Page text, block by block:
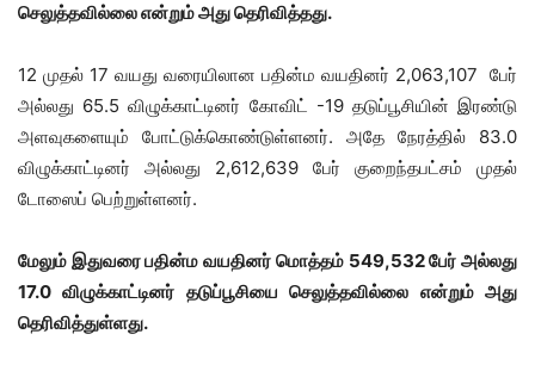
செலுத்தவில்லை என்றும் அது தெரிவித்தது.
12 முதல் 17 வயது வரையிலான பதின்ம வயதினர் 2,063,107 பேர்
அல்லது 65.5 விழுக்காட்டினர் கோவிட் -19 தடுப்பூசியின் இரண்டு
அளவுகளையும் போட்டுக்கொண்டுள்ளனர். அதே நேரத்தில் 83.0
விழுக்காட்டினர் அல்லது 2,612,639 பேர் குறைந்தபட்சம் முதல்
டோஸைப் பெற்றுள்ளனர்.
மேலும் இதுவரை பதின்ம வயதினர் மொத்தம் 549,532 பேர் அல்லது
17.0 விழுக்காட்டினர் தடுப்பூசியை செலுத்தவில்லை என்றும் அது
தெரிவித்துள்ளது.